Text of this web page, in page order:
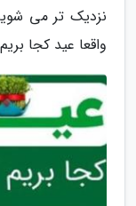
نزدیک تر می
واقعا عید کجا